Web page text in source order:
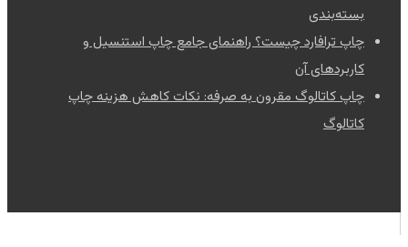
بسته‌بندی
چاپ ترافارد چیست؟ راهنمای جامع چاپ استنسیل و
کاربردهای آن
چاپ کاتالوگ مقرون به صرفه: نکات کاهش هزینه چاپ
کاتالوگ